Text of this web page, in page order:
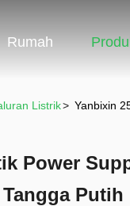
Rumah
Listrik> Yanbixin
Power
Putih